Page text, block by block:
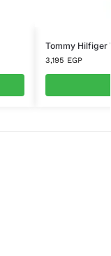
Tommy Hilfiger
3,195 EGP